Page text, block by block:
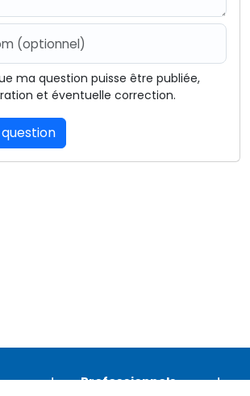
ma question puisse être publiée,
et éventuelle correction.
Professionnels